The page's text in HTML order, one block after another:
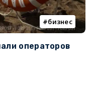
бизнес
операторов